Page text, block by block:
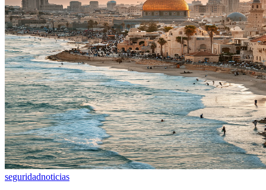
seguridadnoticias